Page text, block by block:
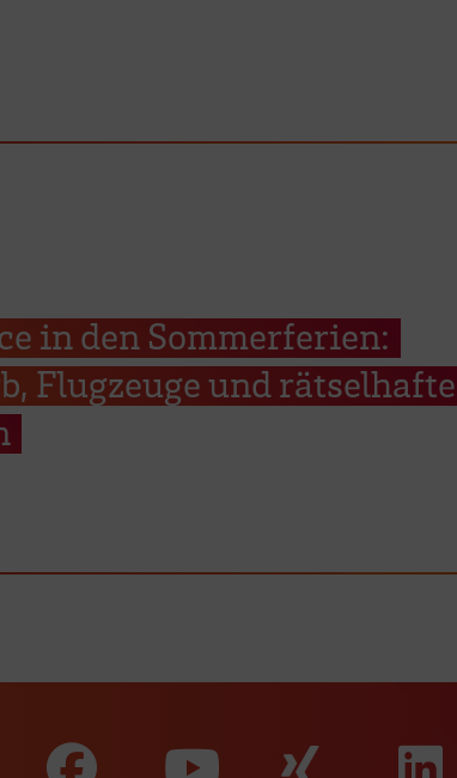
in den Sommerferien:
Flugzeuge und rätselhafte
Zu unserer Zu